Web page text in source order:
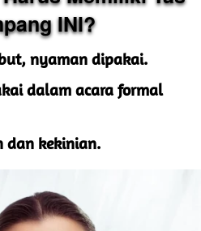
INI?
nyaman dipakai.
dalam acara formal
dan kekinian.